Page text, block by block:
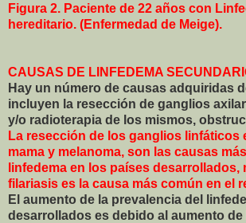
Figura 2. Paciente de 22 años con
hereditario. (Enfermedad de Meige).
CAUSAS DE LINFEDEMA
Hay un número de causas adquiridas
incluyen la resección de ganglios
y/o radioterapia de los mismos,
La resección de los ganglios linfáticos
mama y melanoma, son las causas
linfedema en los países desarrollados,
filariasis es la causa más común en el
El aumento de la prevalencia del
desarrollados es debido al aumento